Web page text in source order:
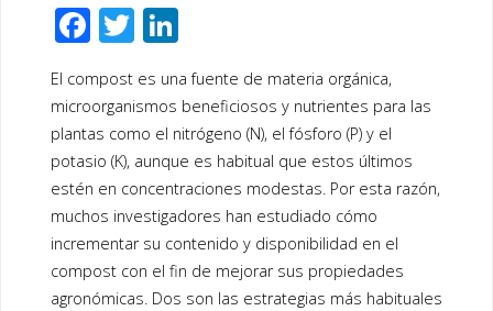
una
maceta
con
suelo
con
F
e
b
o
o
k
T
tt
er
Li
n
k
e
dI
n
El compost es una fuente de materia orgánica,
microorganismos beneficiosos y nutrientes para las
plantas como el nitrógeno (N), el fósforo (P) y el
potasio (K), aunque es habitual que estos últimos
estén en concentraciones modestas. Por esta razón,
muchos investigadores han estudiado cómo
incrementar su contenido y disponibilidad en el
compost con el fin de mejorar sus propiedades
agronómicas. Dos son las estrategias más habituales